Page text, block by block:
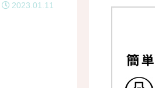
2023.01.11